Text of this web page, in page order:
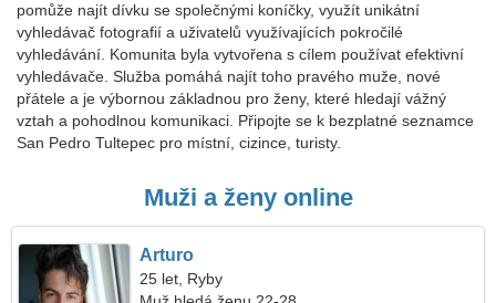
pomůže najít dívku se společnými koníčky, využít unikátní
vyhledávač fotografií a uživatelů využívajících pokročilé
vyhledávání. Komunita byla vytvořena s cílem používat efektivní
vyhledávače. Služba pomáhá najít toho pravého muže, nové
přátele a je výbornou základnou pro ženy, které hledají vážný
vztah a pohodlnou komunikaci. Připojte se k bezplatné seznamce
San Pedro Tultepec pro místní, cizince, turisty.
Muži a ženy online
Arturo
25 let, Ryby